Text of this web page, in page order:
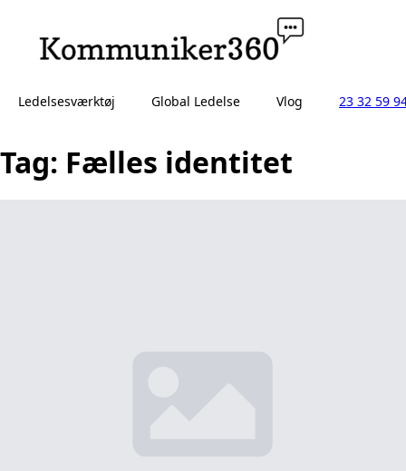
Ledelsesværktøj Global Ledelse Vlog 23 32 59
Tag: Fælles identitet